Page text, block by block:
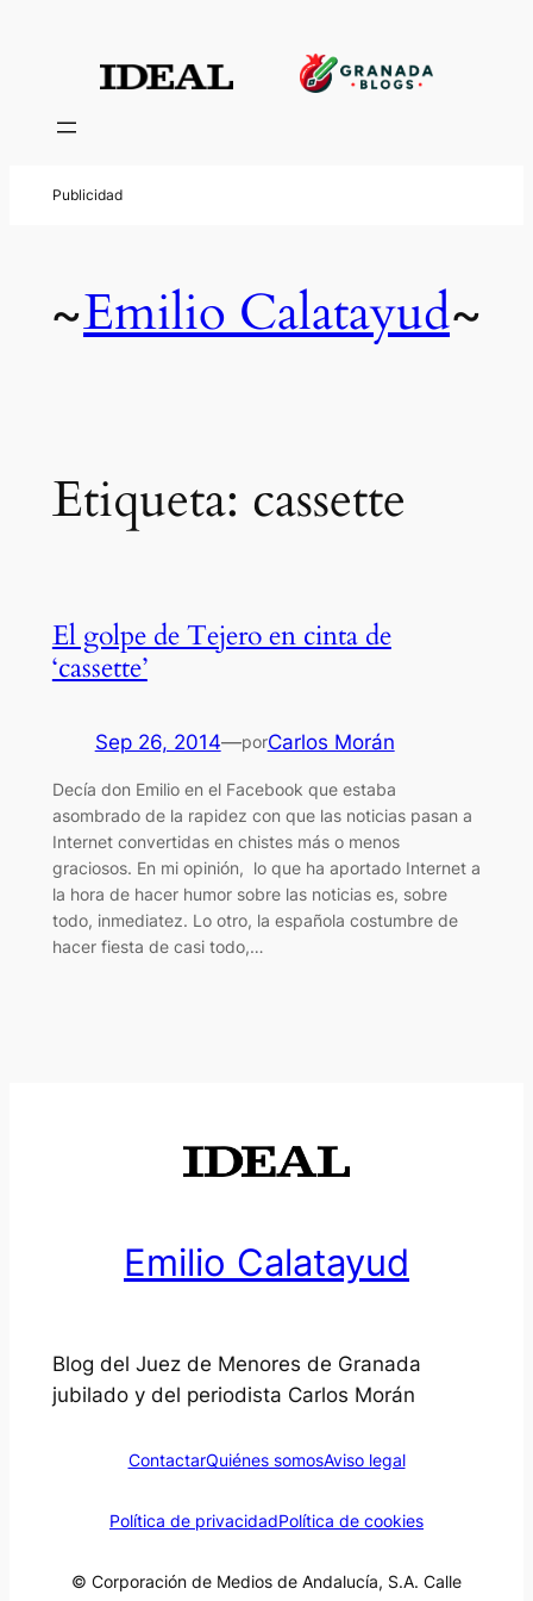
contenido
~Emilio Calatayud~
Etiqueta: cassette
El golpe de Tejero en cinta de
‘cassette’
Sep 26, 2014—porCarlos Morán
Decía don Emilio en el Facebook que estaba
asombrado de la rapidez con que las noticias pasan a
Internet convertidas en chistes más o menos
graciosos. En mi opinión, lo que ha aportado Internet a
la hora de hacer humor sobre las noticias es, sobre
todo, inmediatez. Lo otro, la española costumbre de
hacer fiesta de casi todo,…
Emilio Calatayud
Blog del Juez de Menores de Granada
jubilado y del periodista Carlos Morán
ContactarQuiénes somosAviso legal
Política de privacidadPolítica de cookies
© Corporación de Medios de Andalucía, S.A. Calle